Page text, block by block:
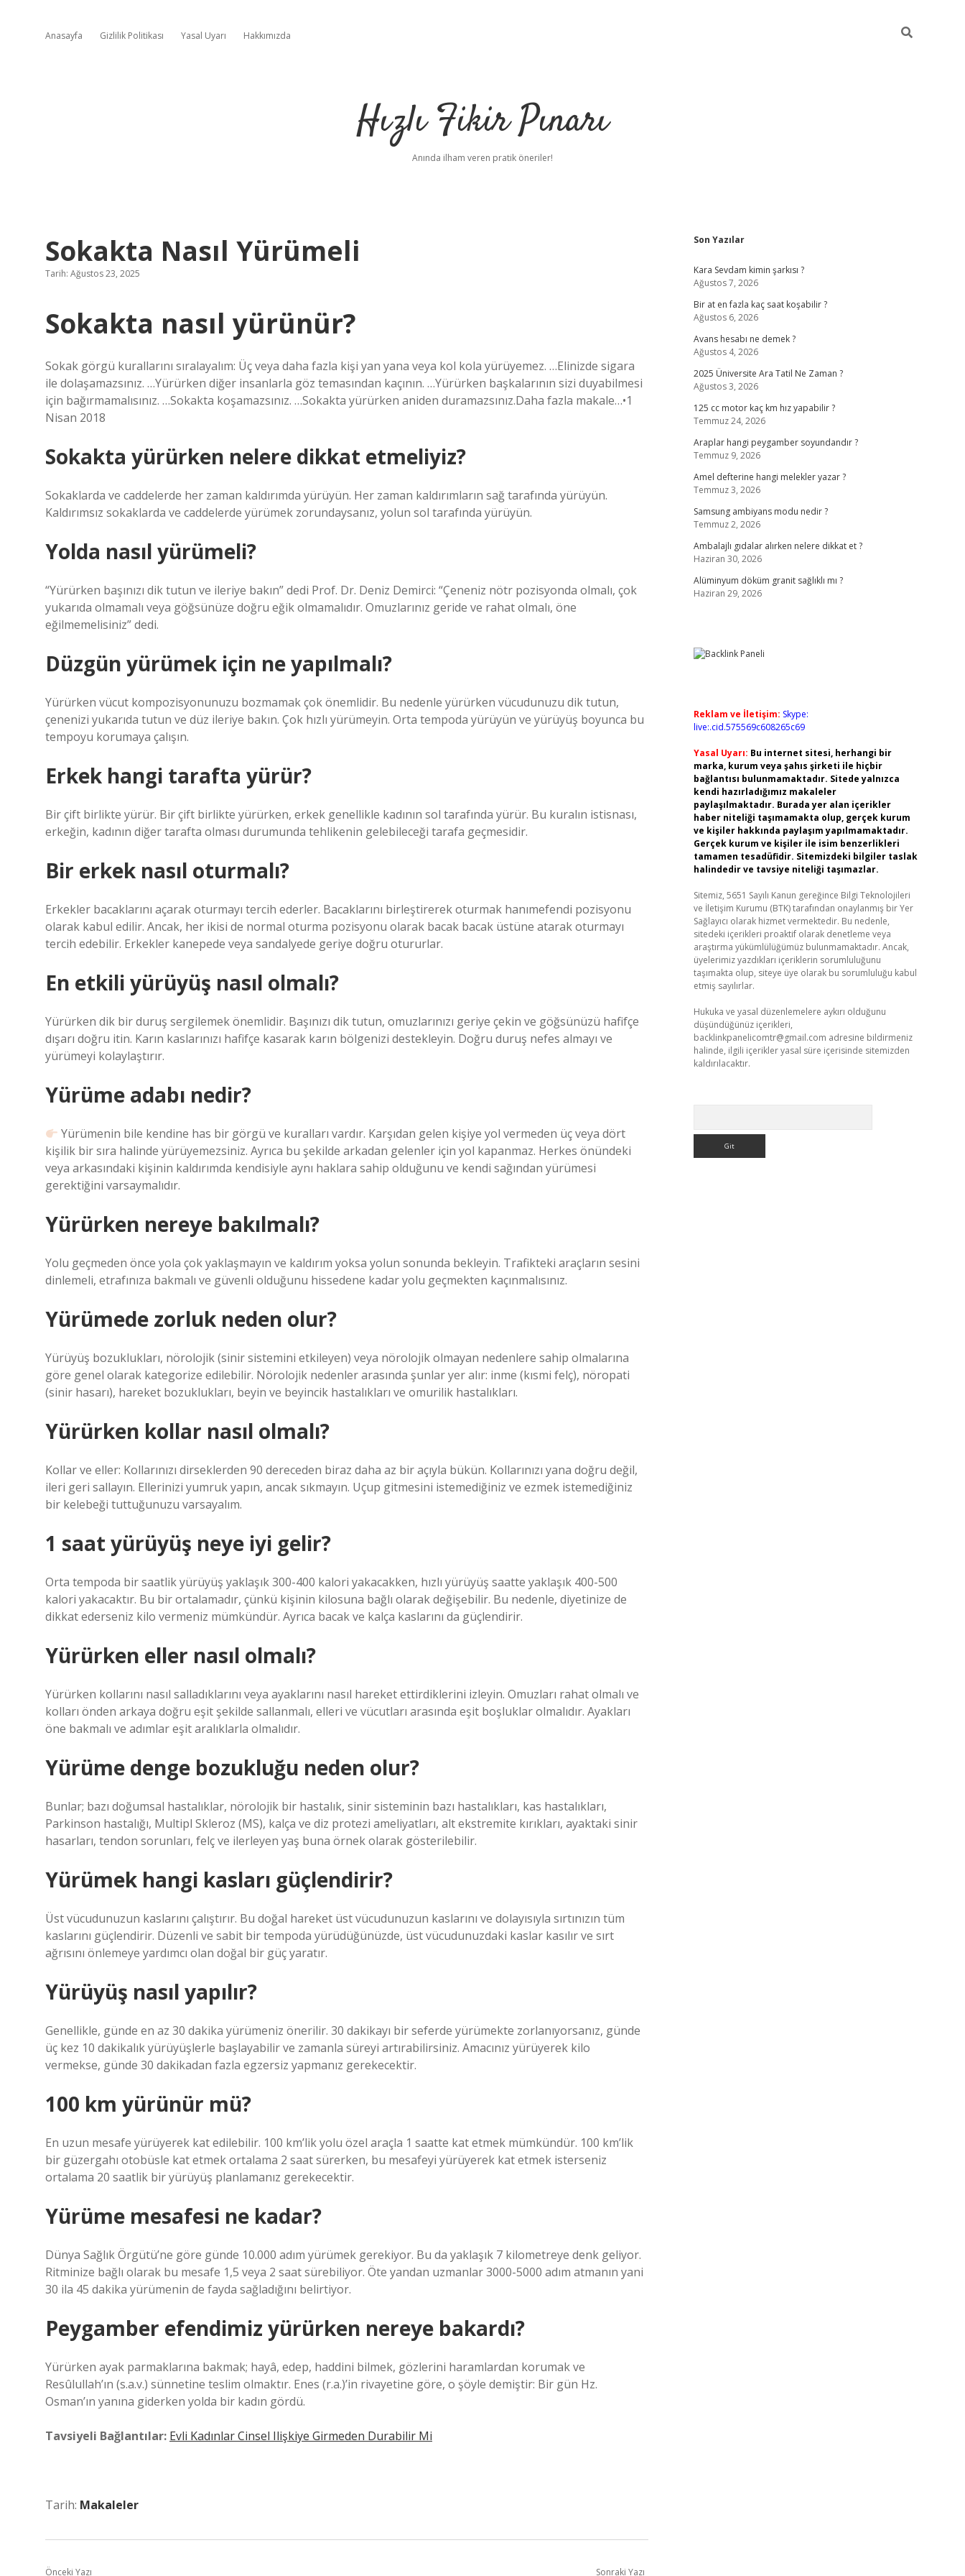
Anasayfa Gizlilik Politikası Yasal Uyarı Hakkımızda
Hızlı Fikir Pınarı
Anında ilham veren pratik öneriler!
Sokakta Nasıl Yürümeli
Tarih: Ağustos 23, 2025
Sokakta nasıl yürünür?
Sokak görgü kurallarını sıralayalım: Üç veya daha fazla kişi yan yana veya kol kola yürüyemez. …Elinizde sigara
ile dolaşamazsınız. …Yürürken diğer insanlarla göz temasından kaçının. …Yürürken başkalarının sizi duyabilmesi
için bağırmamalısınız. …Sokakta koşamazsınız. …Sokakta yürürken aniden duramazsınız.Daha fazla makale…•1
Nisan 2018
Sokakta yürürken nelere dikkat etmeliyiz?
Sokaklarda ve caddelerde her zaman kaldırımda yürüyün. Her zaman kaldırımların sağ tarafında yürüyün.
Kaldırımsız sokaklarda ve caddelerde yürümek zorundaysanız, yolun sol tarafında yürüyün.
Yolda nasıl yürümeli?
“Yürürken başınızı dik tutun ve ileriye bakın” dedi Prof. Dr. Deniz Demirci: “Çeneniz nötr pozisyonda olmalı, çok
yukarıda olmamalı veya göğsünüze doğru eğik olmamalıdır. Omuzlarınız geride ve rahat olmalı, öne
eğilmemelisiniz” dedi.
Düzgün yürümek için ne yapılmalı?
Yürürken vücut kompozisyonunuzu bozmamak çok önemlidir. Bu nedenle yürürken vücudunuzu dik tutun,
çenenizi yukarıda tutun ve düz ileriye bakın. Çok hızlı yürümeyin. Orta tempoda yürüyün ve yürüyüş boyunca bu
tempoyu korumaya çalışın.
Erkek hangi tarafta yürür?
Bir çift birlikte yürür. Bir çift birlikte yürürken, erkek genellikle kadının sol tarafında yürür. Bu kuralın istisnası,
erkeğin, kadının diğer tarafta olması durumunda tehlikenin gelebileceği tarafa geçmesidir.
Bir erkek nasıl oturmalı?
Erkekler bacaklarını açarak oturmayı tercih ederler. Bacaklarını birleştirerek oturmak hanımefendi pozisyonu
olarak kabul edilir. Ancak, her ikisi de normal oturma pozisyonu olarak bacak bacak üstüne atarak oturmayı
tercih edebilir. Erkekler kanepede veya sandalyede geriye doğru otururlar.
En etkili yürüyüş nasıl olmalı?
Yürürken dik bir duruş sergilemek önemlidir. Başınızı dik tutun, omuzlarınızı geriye çekin ve göğsünüzü hafifçe
dışarı doğru itin. Karın kaslarınızı hafifçe kasarak karın bölgenizi destekleyin. Doğru duruş nefes almayı ve
yürümeyi kolaylaştırır.
Yürüme adabı nedir?
Yürümenin bile kendine has bir görgü ve kuralları vardır. Karşıdan gelen kişiye yol vermeden üç veya dört
kişilik bir sıra halinde yürüyemezsiniz. Ayrıca bu şekilde arkadan gelenler için yol kapanmaz. Herkes önündeki
veya arkasındaki kişinin kaldırımda kendisiyle aynı haklara sahip olduğunu ve kendi sağından yürümesi
gerektiğini varsaymalıdır.
Yürürken nereye bakılmalı?
Yolu geçmeden önce yola çok yaklaşmayın ve kaldırım yoksa yolun sonunda bekleyin. Trafikteki araçların sesini
dinlemeli, etrafınıza bakmalı ve güvenli olduğunu hissedene kadar yolu geçmekten kaçınmalısınız.
Yürümede zorluk neden olur?
Yürüyüş bozuklukları, nörolojik (sinir sistemini etkileyen) veya nörolojik olmayan nedenlere sahip olmalarına
göre genel olarak kategorize edilebilir. Nörolojik nedenler arasında şunlar yer alır: inme (kısmi felç), nöropati
(sinir hasarı), hareket bozuklukları, beyin ve beyincik hastalıkları ve omurilik hastalıkları.
Yürürken kollar nasıl olmalı?
Kollar ve eller: Kollarınızı dirseklerden 90 dereceden biraz daha az bir açıyla bükün. Kollarınızı yana doğru değil,
ileri geri sallayın. Ellerinizi yumruk yapın, ancak sıkmayın. Uçup gitmesini istemediğiniz ve ezmek istemediğiniz
bir kelebeği tuttuğunuzu varsayalım.
1 saat yürüyüş neye iyi gelir?
Orta tempoda bir saatlik yürüyüş yaklaşık 300-400 kalori yakacakken, hızlı yürüyüş saatte yaklaşık 400-500
kalori yakacaktır. Bu bir ortalamadır, çünkü kişinin kilosuna bağlı olarak değişebilir. Bu nedenle, diyetinize de
dikkat ederseniz kilo vermeniz mümkündür. Ayrıca bacak ve kalça kaslarını da güçlendirir.
Yürürken eller nasıl olmalı?
Yürürken kollarını nasıl salladıklarını veya ayaklarını nasıl hareket ettirdiklerini izleyin. Omuzları rahat olmalı ve
kolları önden arkaya doğru eşit şekilde sallanmalı, elleri ve vücutları arasında eşit boşluklar olmalıdır. Ayakları
öne bakmalı ve adımlar eşit aralıklarla olmalıdır.
Yürüme denge bozukluğu neden olur?
Bunlar; bazı doğumsal hastalıklar, nörolojik bir hastalık, sinir sisteminin bazı hastalıkları, kas hastalıkları,
Parkinson hastalığı, Multipl Skleroz (MS), kalça ve diz protezi ameliyatları, alt ekstremite kırıkları, ayaktaki sinir
hasarları, tendon sorunları, felç ve ilerleyen yaş buna örnek olarak gösterilebilir.
Yürümek hangi kasları güçlendirir?
Üst vücudunuzun kaslarını çalıştırır. Bu doğal hareket üst vücudunuzun kaslarını ve dolayısıyla sırtınızın tüm
kaslarını güçlendirir. Düzenli ve sabit bir tempoda yürüdüğünüzde, üst vücudunuzdaki kaslar kasılır ve sırt
ağrısını önlemeye yardımcı olan doğal bir güç yaratır.
Yürüyüş nasıl yapılır?
Genellikle, günde en az 30 dakika yürümeniz önerilir. 30 dakikayı bir seferde yürümekte zorlanıyorsanız, günde
üç kez 10 dakikalık yürüyüşlerle başlayabilir ve zamanla süreyi artırabilirsiniz. Amacınız yürüyerek kilo
vermekse, günde 30 dakikadan fazla egzersiz yapmanız gerekecektir.
100 km yürünür mü?
En uzun mesafe yürüyerek kat edilebilir. 100 km’lik yolu özel araçla 1 saatte kat etmek mümkündür. 100 km’lik
bir güzergahı otobüsle kat etmek ortalama 2 saat sürerken, bu mesafeyi yürüyerek kat etmek isterseniz
ortalama 20 saatlik bir yürüyüş planlamanız gerekecektir.
Yürüme mesafesi ne kadar?
Dünya Sağlık Örgütü’ne göre günde 10.000 adım yürümek gerekiyor. Bu da yaklaşık 7 kilometreye denk geliyor.
Ritminize bağlı olarak bu mesafe 1,5 veya 2 saat sürebiliyor. Öte yandan uzmanlar 3000-5000 adım atmanın yani
30 ila 45 dakika yürümenin de fayda sağladığını belirtiyor.
Peygamber efendimiz yürürken nereye bakardı?
Yürürken ayak parmaklarına bakmak; hayâ, edep, haddini bilmek, gözlerini haramlardan korumak ve
Resûlullah’ın (s.a.v.) sünnetine teslim olmaktır. Enes (r.a.)’in rivayetine göre, o şöyle demiştir: Bir gün Hz.
Osman’ın yanına giderken yolda bir kadın gördü.
Tavsiyeli Bağlantılar: Evli Kadınlar Cinsel Ilişkiye Girmeden Durabilir Mi
Tarih: Makaleler
Önceki Yazı Sonraki Yazı
Sidebar
Son Yazılar
Kara Sevdam kimin şarkısı ?
Ağustos 7, 2026
Bir at en fazla kaç saat koşabilir ?
Ağustos 6, 2026
Avans hesabı ne demek ?
Ağustos 4, 2026
2025 Üniversite Ara Tatil Ne Zaman ?
Ağustos 3, 2026
125 cc motor kaç km hız yapabilir ?
Temmuz 24, 2026
Araplar hangi peygamber soyundandır ?
Temmuz 9, 2026
Amel defterine hangi melekler yazar ?
Temmuz 3, 2026
Samsung ambiyans modu nedir ?
Temmuz 2, 2026
Ambalajlı gıdalar alırken nelere dikkat et ?
Haziran 30, 2026
Alüminyum döküm granit sağlıklı mı ?
Haziran 29, 2026
Reklam ve İletişim: Skype:
live:.cid.575569c608265c69
Yasal Uyarı: Bu internet sitesi, herhangi bir
marka, kurum veya şahıs şirketi ile hiçbir
bağlantısı bulunmamaktadır. Sitede yalnızca
kendi hazırladığımız makaleler
paylaşılmaktadır. Burada yer alan içerikler
haber niteliği taşımamakta olup, gerçek kurum
ve kişiler hakkında paylaşım yapılmamaktadır.
Gerçek kurum ve kişiler ile isim benzerlikleri
tamamen tesadüfidir. Sitemizdeki bilgiler taslak
halindedir ve tavsiye niteliği taşımazlar.
Sitemiz, 5651 Sayılı Kanun gereğince Bilgi Teknolojileri
ve İletişim Kurumu (BTK) tarafından onaylanmış bir Yer
Sağlayıcı olarak hizmet vermektedir. Bu nedenle,
sitedeki içerikleri proaktif olarak denetleme veya
araştırma yükümlülüğümüz bulunmamaktadır. Ancak,
üyelerimiz yazdıkları içeriklerin sorumluluğunu
taşımakta olup, siteye üye olarak bu sorumluluğu kabul
etmiş sayılırlar.
Hukuka ve yasal düzenlemelere aykırı olduğunu
düşündüğünüz içerikleri,
backlinkpanelicomtr@gmail.com adresine bildirmeniz
halinde, ilgili içerikler yasal süre içerisinde sitemizden
kaldırılacaktır.